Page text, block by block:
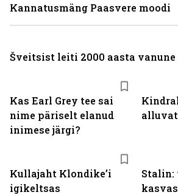
Kas Earl Grey tee sai
nime päriselt elanud
inimese järgi?
Kullajaht Klondike’i
igikeltsas
Stalin:
Kannatusmäng Paasvere moodi
Šveitsist leiti 2000 aasta vanune